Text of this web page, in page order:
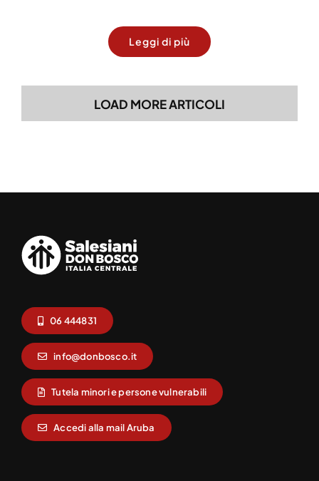
Leggi di più
LOAD MORE ARTICOLI
06 444831
info@donbosco.it
Tutela minori e persone vulnerabili
Accedi alla mail Aruba